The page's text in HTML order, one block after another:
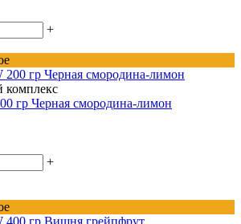
+
комплекс
гр Черная смородина-лимон
+